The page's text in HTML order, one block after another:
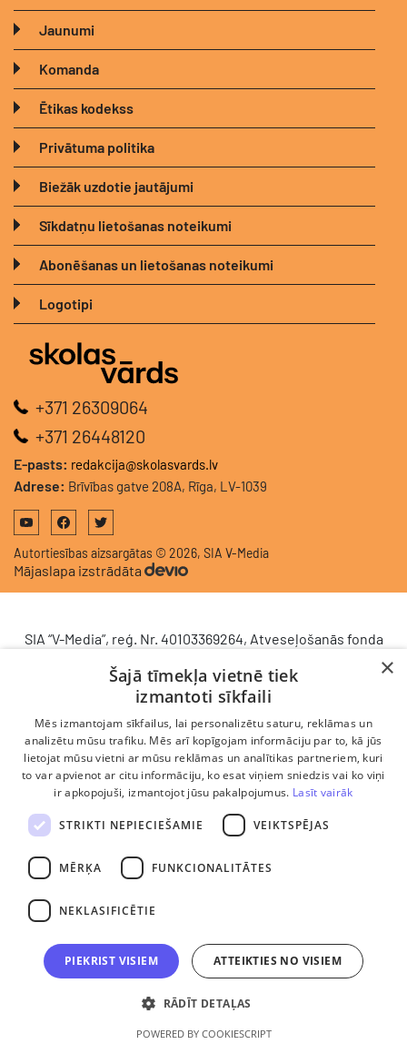
Jaunumi
Komanda
Ētikas kodekss
Privātuma politika
Biežāk uzdotie jautājumi
Sīkdatņu lietošanas noteikumi
Abonēšanas un lietošanas noteikumi
Logotipi
+371 26309064
+371 26448120
E-pasts: redakcija@skolasvards.lv
Adrese: Brīvības gatve 208A, Rīga, LV-1039
Autortiesības aizsargātas © 2026, SIA V-Media
Mājaslapa izstrādāta
SIA “V-Media”, reģ. Nr. 40103369264, Atveseļošanās fonda
komercdarbības procesu uzlabošanā - ieviesta klientu
attiecību pārvaldības sistēma (CRM). 2024. gada 16.
decembrī tika noslēgts līgums Nr. 9.2-17-L-2024/928 ar
Latvijas Investīciju un attīstības aģentūru par atbalsta
saņemšanu saskaņā ar Atveseļošanas un noturības
mehānisma plāna 2. komponenti “Digitālā transformācija”
(atbalsta pieteikuma Nr. DIGI/2024/1253). Projekta ietvaros
ieviesta klientu un darba procesu pārvaldības sistēma
Scoro, uzlabojot pārdošanas procesu, centralizējot klientu
datubāzi un darījumu plūsmu, kā arī nodrošinot pārskatāmu,
efektīvu pārdošanas nodaļas darbu un precīzāku rezultātu
×
Šajā tīmekļa vietnē tiek
izmantoti sīkfaili
Mēs izmantojam sīkfailus, lai personalizētu saturu, reklāmas un
analizētu mūsu trafiku. Mēs arī kopīgojam informāciju par to, kā jūs
lietojat mūsu vietni ar mūsu reklāmas un analītikas partneriem, kuri
to var apvienot ar citu informāciju, ko esat viņiem sniedzis vai ko viņi
ir apkopojuši, izmantojot jūsu pakalpojumus. Lasīt vairāk
STRIKTI NEPIECIEŠAMIE VEIKTSPĒJAS
MĒRĶA FUNKCIONALITĀTES
NEKLASIFICĒTIE
PIEKRIST VISIEM ATTEIKTIES NO VISIEM
RĀDĪT DETAĻAS
POWERED BY COOKIESCRIPT